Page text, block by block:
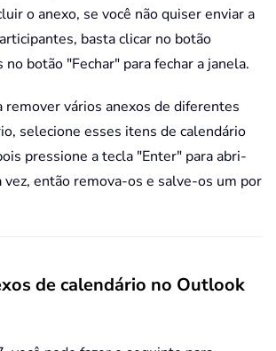
o anexo, se você não quiser enviar a
basta clicar no botão
no botão "Fechar" para fechar a janela.
remover vários anexos de diferentes
selecione esses itens de calendário
pressione a tecla "Enter" para abri-
vez, então remova-os e salve-os um por
de calendário no Outlook